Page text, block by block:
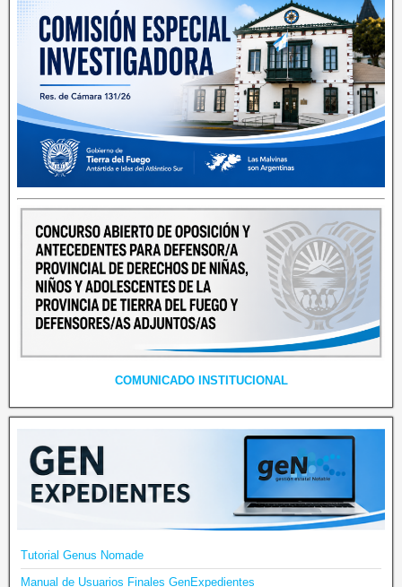
COMUNICADO INSTITUCIONAL
Tutorial Genus Nomade
Manual de Usuarios Finales GenExpedientes